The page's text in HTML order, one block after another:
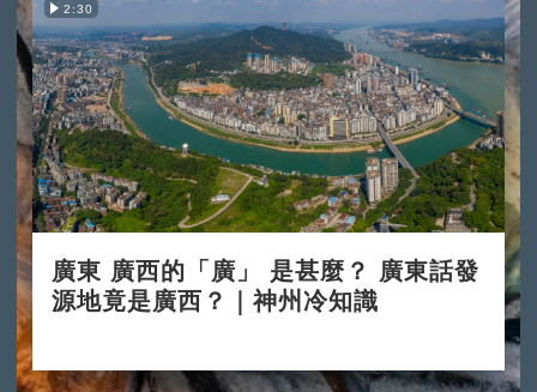
2:30
廣東 廣西的「廣」 是甚麼？ 廣東話發
源地竟是廣西？｜神州冷知識